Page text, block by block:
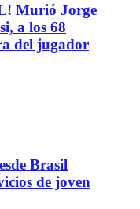
Murió Jorge
a los 68
del jugador
Brasil
de joven